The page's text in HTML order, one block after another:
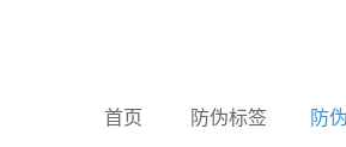
首页 防伪标签 防